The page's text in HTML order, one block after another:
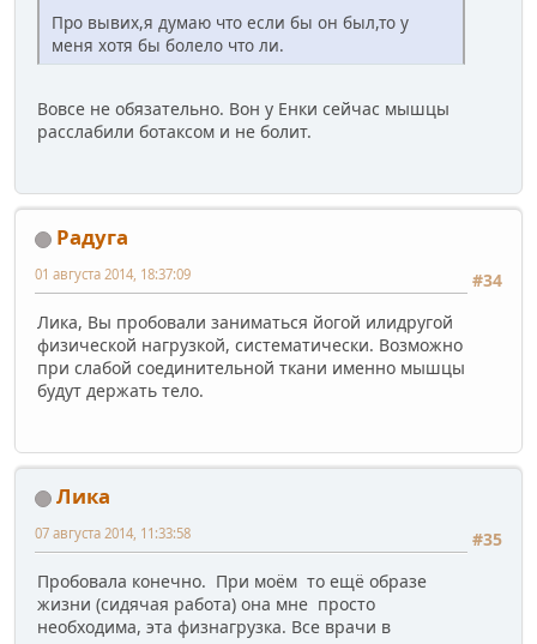
Про вывих,я думаю что если бы он был,то у
меня хотя бы болело что ли.
Вовсе не обязательно. Вон у Енки сейчас мышцы
расслабили ботаксом и не болит.
Радуга
#34
01 августа 2014, 18:37:09
Лика, Вы пробовали заниматься йогой илидругой
физической нагрузкой, систематически. Возможно
при слабой соединительной ткани именно мышцы
будут держать тело.
Лика
#35
07 августа 2014, 11:33:58
Пробовала конечно. При моём то ещё образе
жизни (сидячая работа) она мне просто
необходима, эта физнагрузка. Все врачи в